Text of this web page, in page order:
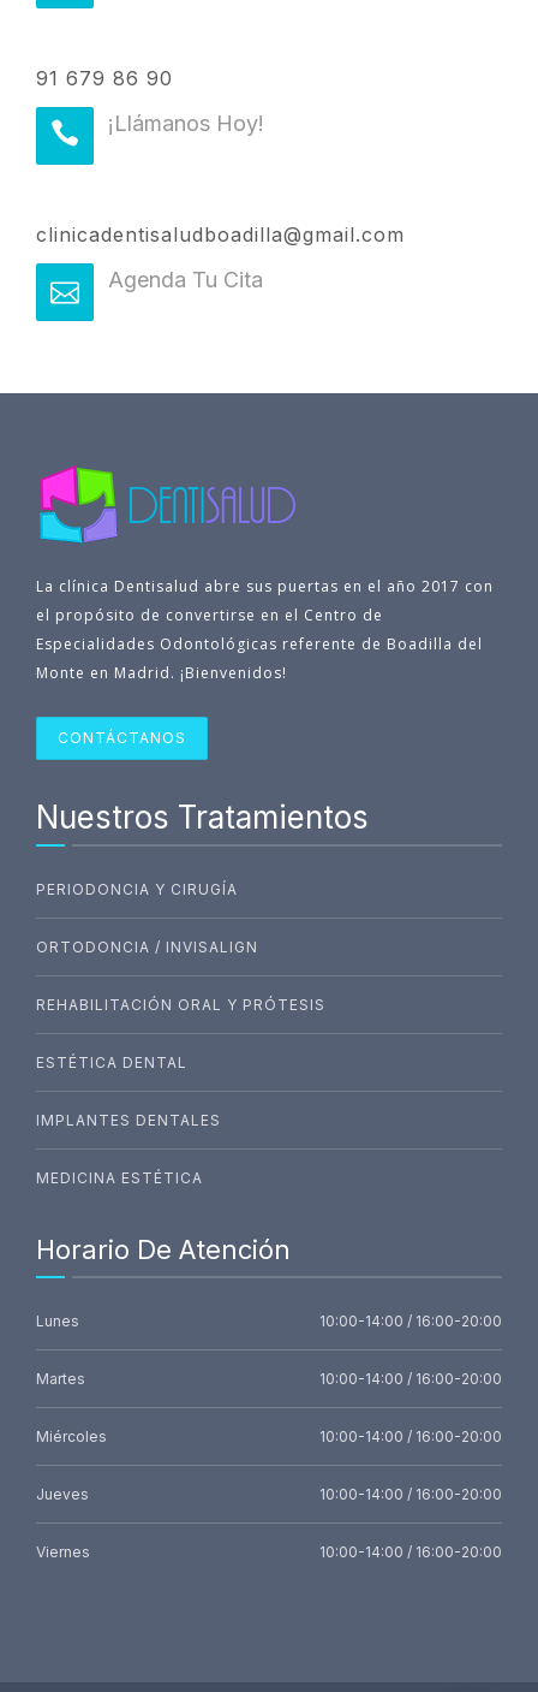
91 679 86 90
¡Llámanos Hoy!
clinicadentisaludboadilla@gmail.com
Agenda Tu Cita
La clínica Dentisalud abre sus puertas en el año 2017 con
el propósito de convertirse en el Centro de
Especialidades Odontológicas referente de Boadilla del
Monte en Madrid. ¡Bienvenidos!
CONTÁCTANOS
Nuestros Tratamientos
PERIODONCIA Y CIRUGÍA
ORTODONCIA / INVISALIGN
REHABILITACIÓN ORAL Y PRÓTESIS
ESTÉTICA DENTAL
IMPLANTES DENTALES
MEDICINA ESTÉTICA
Horario De Atención
Lunes 10:00-14:00 / 16:00-20:00
Martes 10:00-14:00 / 16:00-20:00
Miércoles 10:00-14:00 / 16:00-20:00
Jueves 10:00-14:00 / 16:00-20:00
Viernes 10:00-14:00 / 16:00-20:00